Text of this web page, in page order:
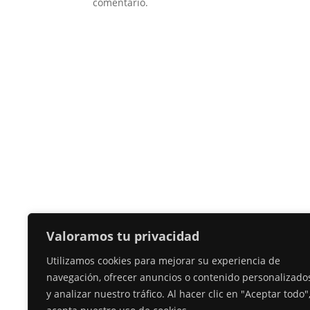
Valoramos tu privacidad
Utilizamos cookies para mejorar su experiencia de
navegación, ofrecer anuncios o contenido
y analizar nuestro tráfico. Al hacer clic en "Aceptar todo",